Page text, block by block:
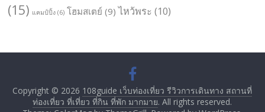
(15) แคมป์ปิ้ง (6) โฮมสเตย์ (9) ไหว้พระ (10)
Copyright © 2026 108guide เว็บท่องเที่ยว รีวิวการเดินทาง สถานที่
ท่องเที่ยว ที่เที่ยว ที่กิน ที่พัก มากมาย. All rights reserved.